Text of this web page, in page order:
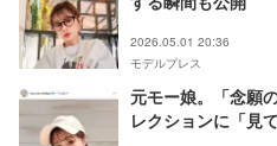
2026.05.01 20:36
モデルプレス
元モー娘。「念願
レクションに「見